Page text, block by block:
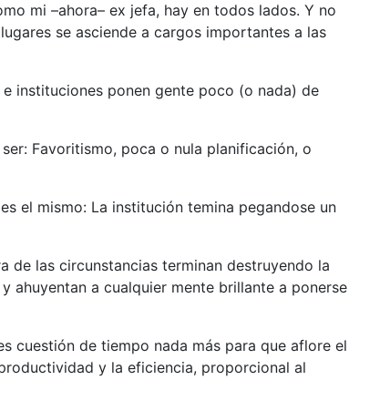
mi –ahora– ex jefa, hay en todos lados. Y no
se asciende a cargos importantes a las
instituciones ponen gente poco (o nada) de
Favoritismo, poca o nula planificación, o
el mismo: La institución temina pegandose un
de las circunstancias terminan destruyendo la
ahuyentan a cualquier mente brillante a ponerse
cuestión de tiempo nada más para que aflore el
y la eficiencia, proporcional al